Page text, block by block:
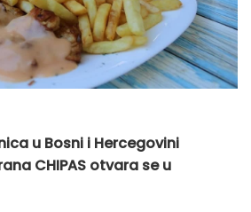
u Bosni i Hercegovini
CHIPAS otvara se u